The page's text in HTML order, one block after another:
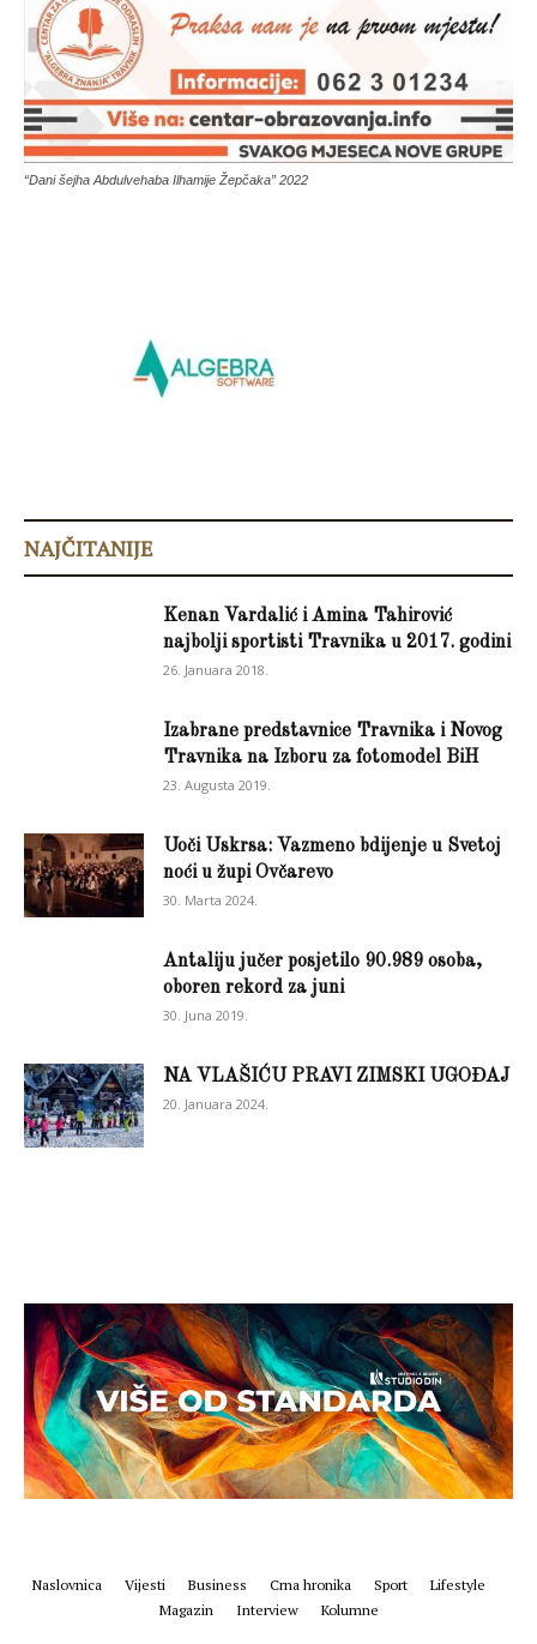
“Dani šejha Abdulvehaba Ilhamije Žepčaka” 2022
NAJČITANIJE
Kenan Vardalić i Amina Tahirović
najbolji sportisti Travnika u 2017. godini
26. Januara 2018.
Izabrane predstavnice Travnika i Novog
Travnika na Izboru za fotomodel BiH
23. Augusta 2019.
Uoči Uskrsa: Vazmeno bdijenje u Svetoj
noći u župi Ovčarevo
30. Marta 2024.
Antaliju jučer posjetilo 90.989 osoba,
oboren rekord za juni
30. Juna 2019.
NA VLAŠIĆU PRAVI ZIMSKI UGOĐAJ
20. Januara 2024.
Naslovnica Vijesti Business Crna hronika Sport
Lifestyle
Magazin
Interview Kolumne